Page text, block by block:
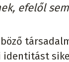
efelől
identitást